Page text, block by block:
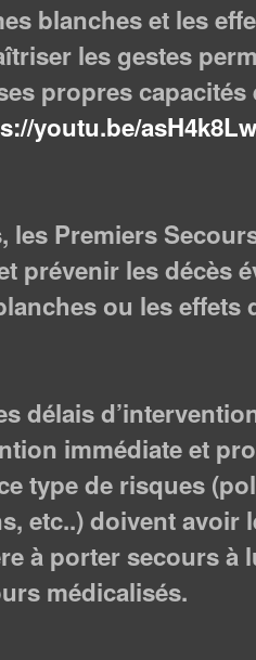
blanches et les
les gestes
propres capacités
youtu.be/
les Premiers
prévenir les décès
ou les effets
délais
immédiate et
type de risques
etc..) doivent avoir
à porter secours à
médicalisés.